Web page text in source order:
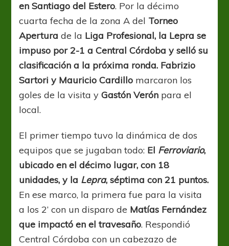
en Santiago del Estero. Por la décimo
cuarta fecha de la zona A del Torneo
Apertura de la Liga Profesional, la Lepra se
impuso por 2-1 a Central Córdoba y selló su
clasificación a la próxima ronda. Fabrizio
Sartori y Mauricio Cardillo marcaron los
goles de la visita yGastón Verón para el
local.
El primer tiempo tuvo la dinámica de dos
equipos que se jugaban todo: El Ferroviario,
ubicado en el décimo lugar, con 18
unidades, y la Lepra, séptima con 21 puntos.
En ese marco, la primera fue para la visita
a los 2’ con un disparo de Matías Fernández
que impactó en el travesaño. Respondió
Central Córdoba con un cabezazo de